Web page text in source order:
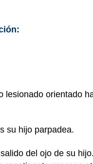
lesionado orientado
su hijo parpadea.
del ojo de su